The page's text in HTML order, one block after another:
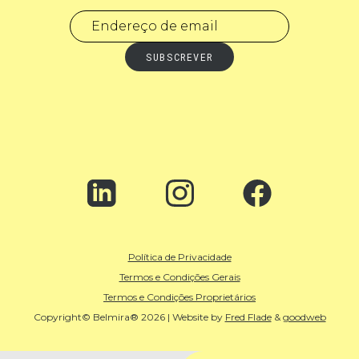
Política de Privacidade
Termos e Condições Gerais
Termos e Condições Proprietários
Copyright© Belmira® 2026 | Website by Fred Flade& goodweb